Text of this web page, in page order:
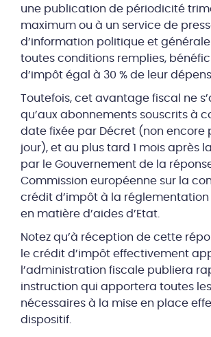
une publication de périodicité
maximum ou à un service de
d’information politique et
toutes conditions remplies,
d’impôt égal à 30 % de leur
Toutefois, cet avantage fiscal ne
qu’aux abonnements souscrits à
date fixée par Décret (non encore
jour), et au plus tard 1 mois après
par le Gouvernement de la
Commission européenne sur la
crédit d’impôt à la
en matière d’aides d’Etat.
Notez qu’à réception de cette
le crédit d’impôt effectivement
l’administration fiscale publiera
instruction qui apportera toutes
nécessaires à la mise en place
dispositif.